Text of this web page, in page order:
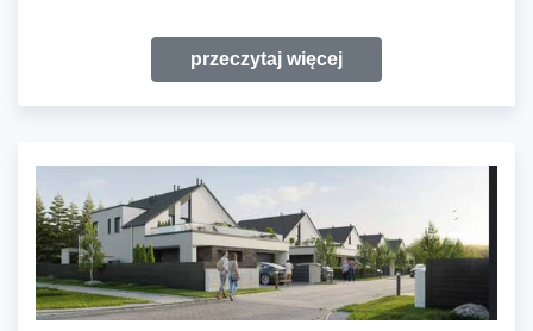
przeczytaj więcej